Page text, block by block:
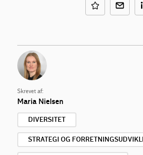
Skrevet af:
Maria Nielsen
DIVERSITET
STRATEGI OG